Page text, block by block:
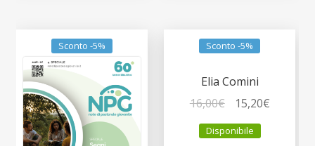
Sconto -5% Sconto -5%
Elia Comini
16,00€
prezzo
originale
15,20€Il
Disponibile